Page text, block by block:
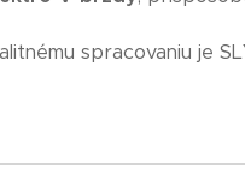
spracovaniu je